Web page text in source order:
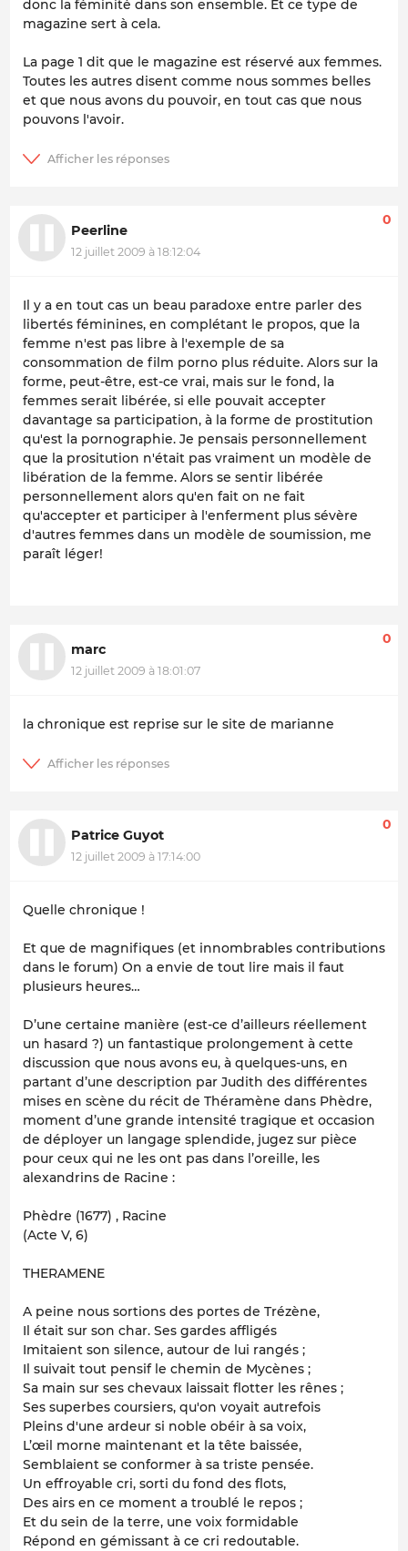
donc la féminité dans son ensemble. Et ce type de
magazine sert à cela.
La page 1 dit que le magazine est réservé aux femmes.
Toutes les autres disent comme nous sommes belles
et que nous avons du pouvoir, en tout cas que nous
pouvons l'avoir.
Peerline
12 juillet 2009 à 18:12:04
0
Il y a en tout cas un beau paradoxe entre parler des
libertés féminines, en complétant le propos, que la
femme n'est pas libre à l'exemple de sa
consommation de film porno plus réduite. Alors sur la
forme, peut-être, est-ce vrai, mais sur le fond, la
femmes serait libérée, si elle pouvait accepter
davantage sa participation, à la forme de prostitution
qu'est la pornographie. Je pensais personnellement
que la prositution n'était pas vraiment un modèle de
libération de la femme. Alors se sentir libérée
personnellement alors qu'en fait on ne fait
qu'accepter et participer à l'enferment plus sévère
d'autres femmes dans un modèle de soumission, me
paraît léger!
marc
12 juillet 2009 à 18:01:07
0
la chronique est reprise sur le site de marianne
Patrice Guyot
12 juillet 2009 à 17:14:00
0
Quelle chronique !
Et que de magnifiques (et innombrables contributions
dans le forum) On a envie de tout lire mais il faut
plusieurs heures…
D’une certaine manière (est-ce d’ailleurs réellement
un hasard ?) un fantastique prolongement à cette
discussion que nous avons eu, à quelques-uns, en
partant d’une description par Judith des différentes
mises en scène du récit de Théramène dans Phèdre,
moment d’une grande intensité tragique et occasion
de déployer un langage splendide, jugez sur pièce
pour ceux qui ne les ont pas dans l’oreille, les
alexandrins de Racine :
Phèdre (1677) , Racine
(Acte V, 6)
THERAMENE
A peine nous sortions des portes de Trézène,
Il était sur son char. Ses gardes affligés
Imitaient son silence, autour de lui rangés ;
Il suivait tout pensif le chemin de Mycènes ;
Sa main sur ses chevaux laissait flotter les rênes ;
Ses superbes coursiers, qu'on voyait autrefois
Pleins d'une ardeur si noble obéir à sa voix,
L’œil morne maintenant et la tête baissée,
Semblaient se conformer à sa triste pensée.
Un effroyable cri, sorti du fond des flots,
Des airs en ce moment a troublé le repos ;
Et du sein de la terre, une voix formidable
Répond en gémissant à ce cri redoutable.